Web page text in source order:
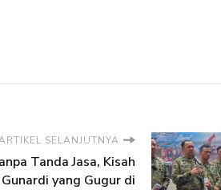
SELANJUTNYA
Tanda Jasa, Kisah
yang Gugur di